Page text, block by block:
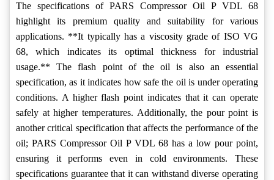
The specifications of PARS Compressor Oil P VDL 68
highlight its premium quality and suitability for various
applications. **It typically has a viscosity grade of ISO VG
68, which indicates its optimal thickness for industrial
usage.** The flash point of the oil is also an essential
specification, as it indicates how safe the oil is under operating
conditions. A higher flash point indicates that it can operate
safely at higher temperatures. Additionally, the pour point is
another critical specification that affects the performance of the
oil; PARS Compressor Oil P VDL 68 has a low pour point,
ensuring it performs even in cold environments. These
specifications guarantee that it can withstand diverse operating